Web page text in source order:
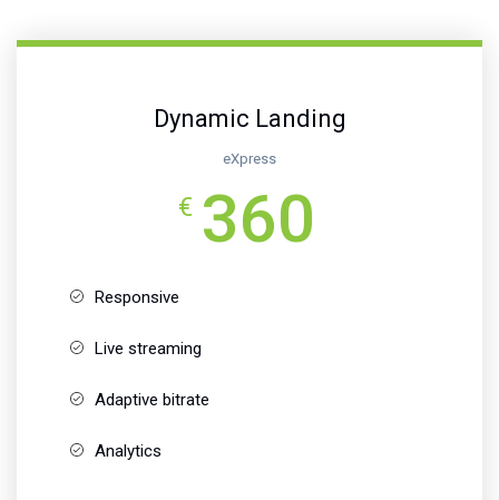
Dynamic Landing
eXpress
€ 360
Responsive
Live streaming
Adaptive bitrate
Analytics